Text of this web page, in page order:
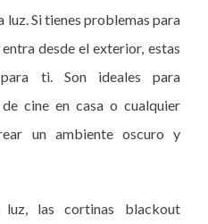
luz. Si tienes problemas para
desde el exterior, estas
ti. Son ideales para
cine en casa o cualquier
un ambiente oscuro y
las cortinas blackout